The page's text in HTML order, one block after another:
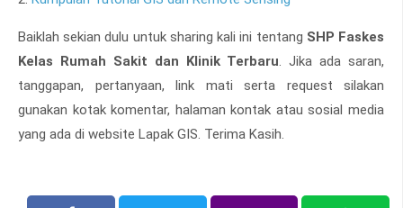
Baiklah sekian dulu untuk sharing kali ini tentang SHP Faskes
Kelas Rumah Sakit dan Klinik Terbaru. Jika ada saran,
tanggapan, pertanyaan, link mati serta request silakan
gunakan kotak komentar, halaman kontak atau sosial media
yang ada di website Lapak GIS. Terima Kasih.